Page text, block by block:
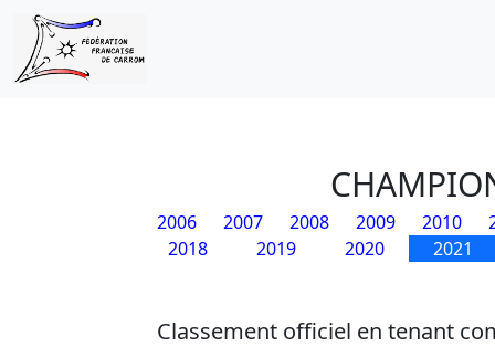
2006 2007 2008 2009 2010
2018
2019 2020 2021
Classement officiel en tenant